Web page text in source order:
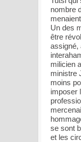
nombre
Un des
être
assigné,
milicien
ministre
moins
imposer
se sont
et les